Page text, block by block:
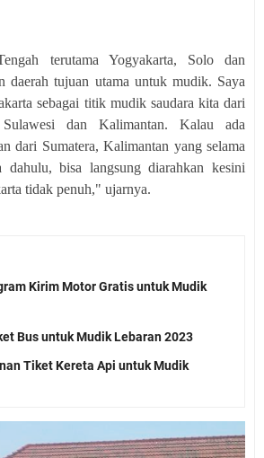
terutama Yogyakarta, Solo dan
daerah tujuan utama untuk mudik. Saya
sebagai titik mudik saudara kita dari
Sulawesi dan Kalimantan. Kalau ada
dari Sumatera, Kalimantan yang selama
bisa langsung diarahkan kesini
tidak penuh," ujarnya.
Kirim Motor Gratis untuk Mudik
Bus untuk Mudik Lebaran 2023
Tiket Kereta Api untuk Mudik